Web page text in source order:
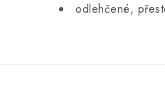
odlehčené,